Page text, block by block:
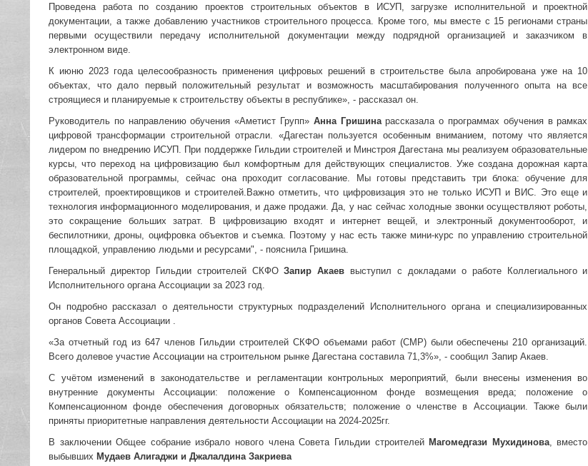
Проведена работа по созданию проектов строительных объектов в ИСУП, загрузке исполнительной и проектной
документации, а также добавлению участников строительного процесса. Кроме того, мы вместе с 15 регионами страны
первыми осуществили передачу исполнительной документации между подрядной организацией и заказчиком в
электронном виде.
К июню 2023 года целесообразность применения цифровых решений в строительстве была апробирована уже на 10
объектах, что дало первый положительный результат и возможность масштабирования полученного опыта на все
строящиеся и планируемые к строительству объекты в республике», - рассказал он.
Руководитель по направлению обучения «Аметист Групп» Анна Гришинарассказала о программах обучения в рамках
цифровой трансформации строительной отрасли. «Дагестан пользуется особенным вниманием, потому что является
лидером по внедрению ИСУП. При поддержке Гильдии строителей и Минстроя Дагестана мы реализуем образовательные
курсы, что переход на цифровизацию был комфортным для действующих специалистов. Уже создана дорожная карта
образовательной программы, сейчас она проходит согласование. Мы готовы представить три блока: обучение для
строителей, проектировщиков и строителей.Важно отметить, что цифровизация это не только ИСУП и ВИС. Это еще и
технология информационного моделирования, и даже продажи. Да, у нас сейчас холодные звонки осуществляют роботы,
это сокращение больших затрат. В цифровизацию входят и интернет вещей, и электронный документооборот, и
беспилотники, дроны, оцифровка объектов и съемка. Поэтому у нас есть также мини-курс по управлению строительной
площадкой, управлению людьми и ресурсами", - пояснила Гришина.
Генеральный директор Гильдии строителей СКФОЗапир Акаев выступил с докладами о работе Коллегиального и
Исполнительного органа Ассоциации за 2023 год.
Он подробно рассказал о деятельности структурных подразделений Исполнительного органа и специализированных
органов Совета Ассоциации .
«За отчетный год из 647 членов Гильдии строителей СКФО объемами работ (СМР) были обеспечены 210 организаций.
Всего долевое участие Ассоциации на строительном рынке Дагестана составила 71,3%», - сообщил Запир Акаев.
С учётом изменений в законодательстве и регламентации контрольных мероприятий, были внесены изменения во
внутренние документы Ассоциации: положение о Компенсационном фонде возмещения вреда; положение о
Компенсационном фонде обеспечения договорных обязательств; положение о членстве в Ассоциации. Также были
приняты приоритетные направления деятельности Ассоциации на 2024-2025гг.
В заключении Общее собрание избрало нового члена Совета Гильдии строителей Магомедгази Мухидинова, вместо
выбывших Мудаев Алигаджи и Джалалдина Закриева